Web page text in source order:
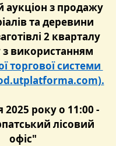
аукціон з продажу
та деревини
2 кварталу
з використанням
торгової системи
).
2025 року о 11:00 -
лісовий
офіс"